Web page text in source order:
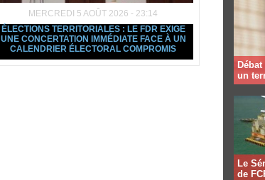
MERCREDI 5 AOÛT 2026 - 23:14
ÉLECTIONS TERRITORIALES : LE FDR EXIGE
UNE CONCERTATION IMMÉDIATE FACE À UN
CALENDRIER ÉLECTORAL COMPROMIS
un
Le
de